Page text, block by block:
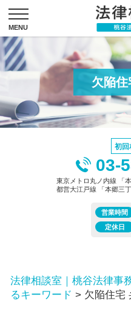
欠陥
初回
03-
東京メトロ丸ノ内線 「
都営大江戸線 「本郷三
営業時間
定休日
法律相談室｜桃谷法律事
るキーワード > 欠陥住宅